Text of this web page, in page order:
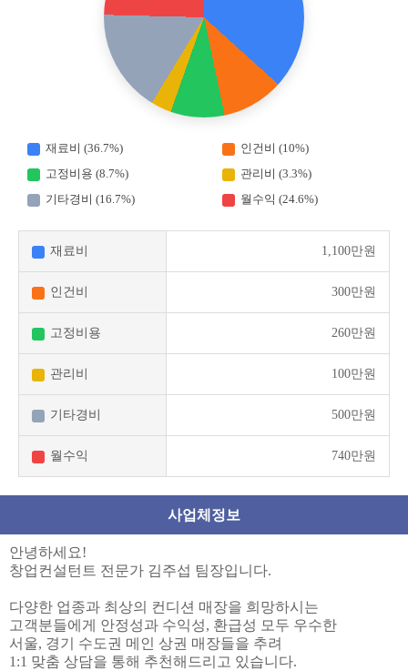
재료비 (36.7%)
인건비 (10%)
고정비용 (8.7%)
관리비 (3.3%)
기타경비 (16.7%)
월수익 (24.6%)
재료비 1,100만원
인건비 300만원
고정비용 260만원
관리비 100만원
기타경비 500만원
월수익 740만원
사업체정보
안녕하세요!
창업컨설턴트 전문가 김주섭 팀장입니다.
다양한 업종과 최상의 컨디션 매장을 희망하시는
고객분들에게 안정성과 수익성, 환급성 모두 우수한
서울, 경기 수도권 메인 상권 매장들을 추려
1:1 맞춤 상담을 통해 추천해드리고 있습니다.